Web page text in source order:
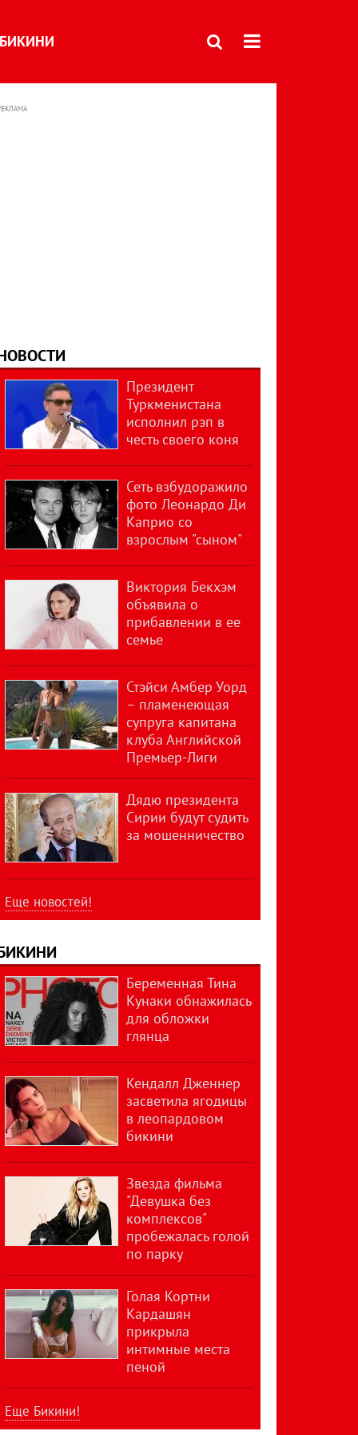
БИКИНИ
Президент
Туркменистана
исполнил рэп в
честь своего коня
Сеть взбудоражило
фото Леонардо Ди
Каприо со
взрослым "сыном"
Виктория Бекхэм
объявила о
прибавлении в ее
семье
Стэйси Амбер Уорд
– пламенеющая
супруга капитана
клуба Английской
Премьер-Лиги
Дядю президента
Сирии будут судить
за мошенничество
Еще новостей!
Беременная Тина
Кунаки обнажилась
для обложки
глянца
Кендалл Дженнер
засветила ягодицы
в леопардовом
бикини
Звезда фильма
"Девушка без
комплексов"
пробежалась голой
по парку
Голая Кортни
Кардашян
прикрыла
интимные места
пеной
Еще Бикини!